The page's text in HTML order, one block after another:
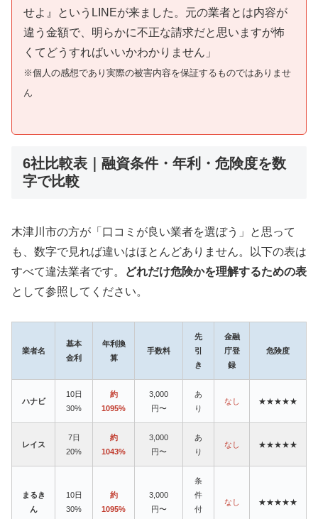
せよ』というLINEが来ました。元の業者とは内容が
違う金額で、明らかに不正な請求だと思いますが怖
くてどうすればいいかわかりません」
※個人の感想であり実際の被害内容を保証するものではありませ
ん
6社比較表｜融資条件・年利・危険度を数
字で比較
木津川市の方が「口コミが良い業者を選ぼう」と思って
も、数字で見れば違いはほとんどありません。以下の表は
すべて違法業者です。
どれだけ危険かを理解するための表
として参照してください。
業者名
基本
金利
年利換
算
手数料
先
引
き
金融
庁登
録
危険度
ハナビ
10日
30%
約
1095%
3,000
円〜
あ
り
なし ★★★★★
レイス
7日
20%
約
1043%
3,000
円〜
あ
り
なし ★★★★★
まるき
ん
10日
30%
約
1095%
3,000
円〜
条
件
付
なし ★★★★★